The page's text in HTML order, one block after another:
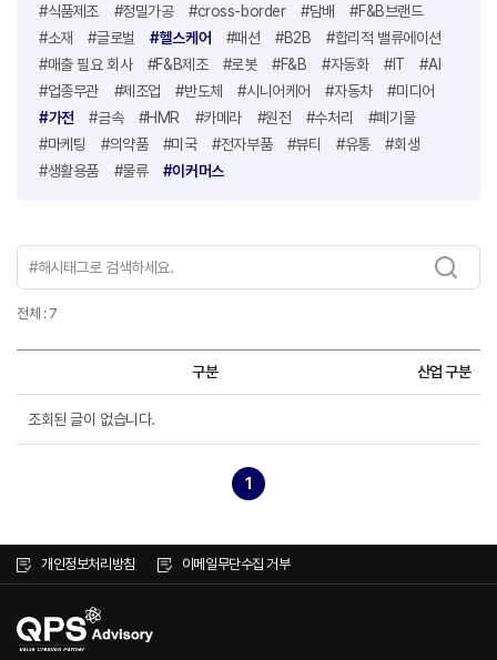
#식품제조 #정밀가공 #cross-border #담배
#F&B브랜드
#소재
#글로벌 #헬스케어 #패션 #B2B
#합리적 밸류에이션
#매출 필요 회사
#F&B제조 #로봇 #F&B #자동화 #IT
#AI
#업종무관
#제조업 #반도체 #시니어케어 #자동차
#미디어
#가전
#금속 #HMR #카메라 #원전 #수처리
#폐기물
#마케팅
#의약품 #미국 #전자부품 #뷰티 #유통
#회생
#생활용품
#물류 #이커머스
전체 : 7
구분 산업 구분
조회된 글이 없습니다.
1
개인정보처리방침 이메일무단수집 거부